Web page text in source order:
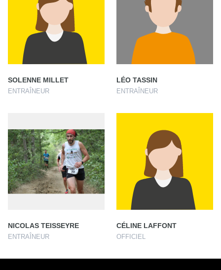
SOLENNE MILLET
ENTRAÎNEUR
LÉO TASSIN
ENTRAÎNEUR
NICOLAS TEISSEYRE
ENTRAÎNEUR
CÉLINE LAFFONT
OFFICIEL